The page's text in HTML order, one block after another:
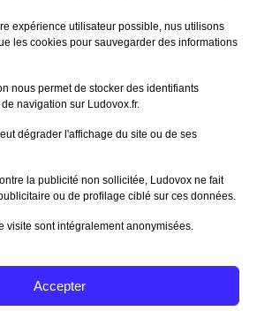
expérience utilisateur possible, nus utilisons
les cookies pour sauvegarder des informations
nous permet de stocker des identifiants
navigation sur Ludovox.fr.
dégrader l'affichage du site ou de ses
la publicité non sollicitée, Ludovox ne fait
ou de profilage ciblé sur ces données.
visite sont intégralement anonymisées.
Accepter
Avis de morlockbob
Sur le jeu Collect!
il y a 1 jour
Avis demorlockbob
Sur le jeu Detective Box - Ciao
Publié leil y a 3 jours
80%
Sur le jeu Detective Box - Ciao
Bella